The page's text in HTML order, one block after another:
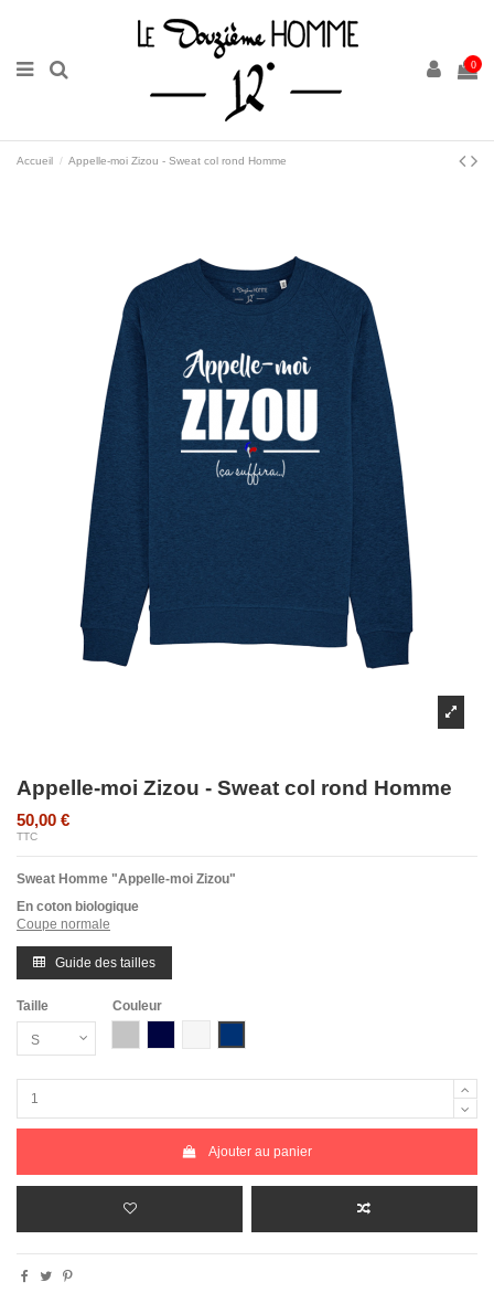
0
Accueil Appelle-moi Zizou - Sweat col rond Homme
Appelle-moi Zizou - Sweat col rond Homme
50,00 €
TTC
Sweat Homme "Appelle-moi Zizou"
En coton biologique
Coupe normale
Guide des tailles
Taille
Couleur
Ajouter au panier